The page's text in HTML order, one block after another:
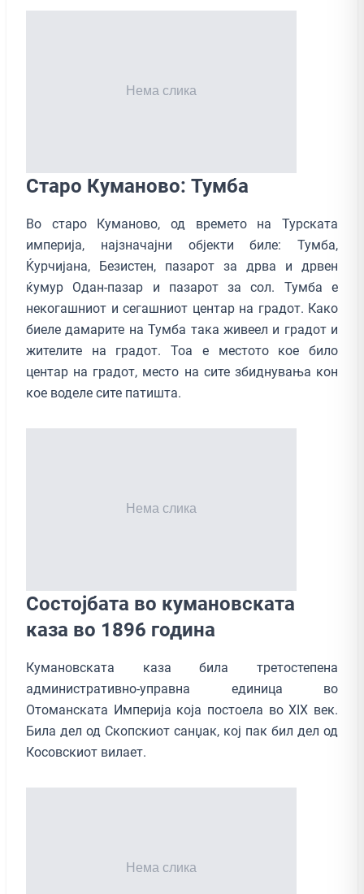
Старо Куманово: Тумба
Во старо Куманово, од времето на Турската
империја, најзначајни објекти биле: Тумба,
Ќурчијана, Безистен, пазарот за дрва и дрвен
ќумур Одан-пазар и пазарот за сол. Тумба е
некогашниот и сегашниот центар на градот. Како
биеле дамарите на Тумба така живеел и градот и
жителите на градот. Тоа е местото кое било
центар на градот, место на сите збиднувања кон
кое воделе сите патишта.
Состојбата во кумановската
каза во 1896 година
Кумановската каза била третостепена
административно-управна единица во
Отоманската Империја која постоела во XIX век.
Била дел од Скопскиот санџак, кој пак бил дел од
Косовскиот вилает.